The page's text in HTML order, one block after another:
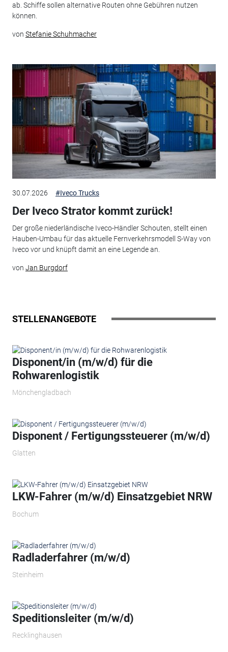
ab. Schiffe sollen alternative Routen ohne Gebühren nutzen
können.
von Stefanie Schuhmacher
30.07.2026 #Iveco Trucks
Der Iveco Strator kommt zurück!
Der große niederländische Iveco-Händler Schouten, stellt einen
Hauben-Umbau für das aktuelle Fernverkehrsmodell S-Way von
Iveco vor und knüpft damit an eine Legende an.
von Jan Burgdorf
STELLENANGEBOTE
Disponent/in (m/w/d) für die
Rohwarenlogistik
Mönchengladbach
Disponent / Fertigungssteuerer (m/w/d)
Glatten
LKW-Fahrer (m/w/d) Einsatzgebiet NRW
Bochum
Radladerfahrer (m/w/d)
Steinheim
Speditionsleiter (m/w/d)
Recklinghausen